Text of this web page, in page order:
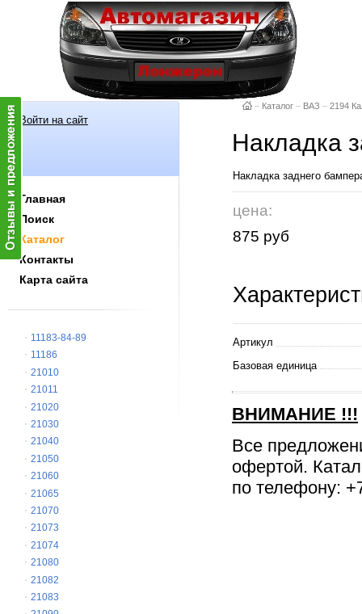
Войти на сайт
Главная
Поиск
Каталог
Контакты
Карта сайта
11183-84-89
11186
21010
21011
21020
21030
21040
21050
21060
21065
21070
21073
21074
21080
21082
21083
– Каталог – ВАЗ – 2194
Накладка
Накладка заднего
цена:
875 руб
Артикул
Базовая единица
ВНИМАНИЕ !!!
Все
офертой.
по телефону: